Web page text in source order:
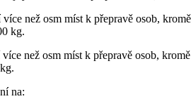
než osm míst k přepravě osob,
kg.
než osm míst k přepravě osob,
na: